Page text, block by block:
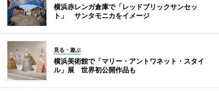
横浜赤レンガ倉庫で「レッドブリックサンセッ
ト」 サンタモニカをイメージ
見る・遊ぶ
横浜美術館で「マリー・アントワネット・スタイ
ル」展 世界初公開作品も